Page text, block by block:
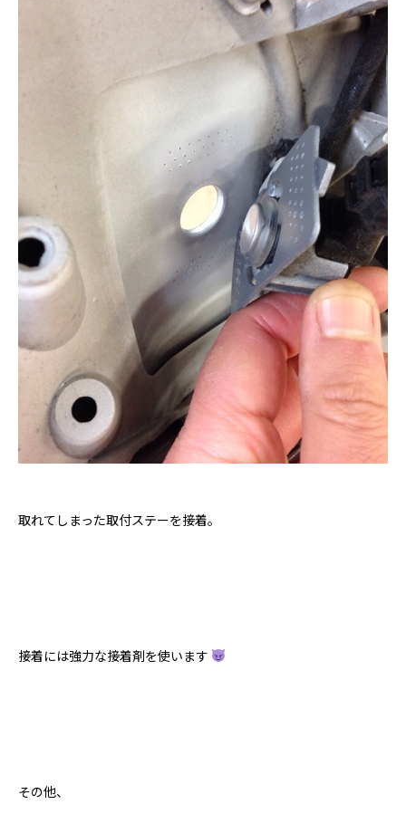
取れてしまった取付ステーを接着。
接着には強力な接着剤を使います
その他、